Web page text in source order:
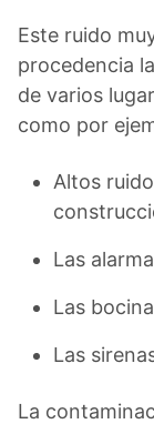
Este ruido
procedencia
de varios
como por
Altos
Las
Las
Las
La